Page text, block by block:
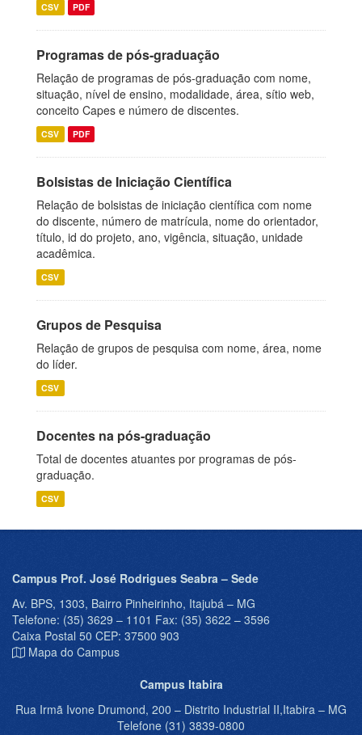
CSV PDF
Programas de pós-graduação
Relação de programas de pós-graduação com nome,
situação, nível de ensino, modalidade, área, sítio web,
conceito Capes e número de discentes.
CSV PDF
Bolsistas de Iniciação Científica
Relação de bolsistas de iniciação científica com nome
do discente, número de matrícula, nome do orientador,
título, id do projeto, ano, vigência, situação, unidade
acadêmica.
CSV
Grupos de Pesquisa
Relação de grupos de pesquisa com nome, área, nome
do líder.
CSV
Docentes na pós-graduação
Total de docentes atuantes por programas de pós-
graduação.
CSV
Campus Prof. José Rodrigues Seabra – Sede
Av. BPS, 1303, Bairro Pinheirinho, Itajubá – MG
Telefone: (35) 3629 – 1101 Fax: (35) 3622 – 3596
Caixa Postal 50 CEP: 37500 903
Mapa do Campus
Campus Itabira
Rua Irmã Ivone Drumond, 200 – Distrito Industrial II,Itabira – MG
Telefone (31) 3839-0800